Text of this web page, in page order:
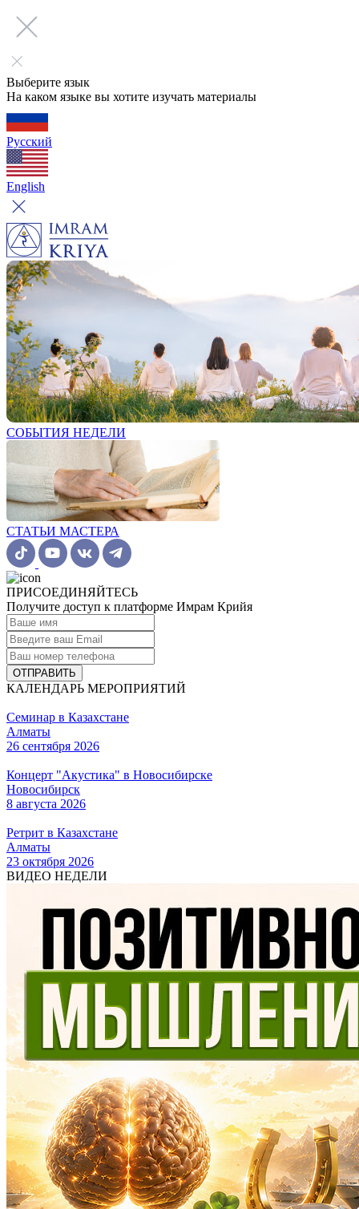
Выберите язык
На каком языке вы хотите изучать материалы
Русский
English
СОБЫТИЯ НЕДЕЛИ
СТАТЬИ МАСТЕРА
ПРИСОЕДИНЯЙТЕСЬ
Получите доступ к платформе Имрам Крийя
ОТПРАВИТЬ
КАЛЕНДАРЬ МЕРОПРИЯТИЙ
Семинар в Казахстане
Алматы
26 сентября 2026
Концерт "Акустика" в Новосибирске
Новосибирск
8 августа 2026
Ретрит в Казахстане
Алматы
23 октября 2026
ВИДЕО НЕДЕЛИ